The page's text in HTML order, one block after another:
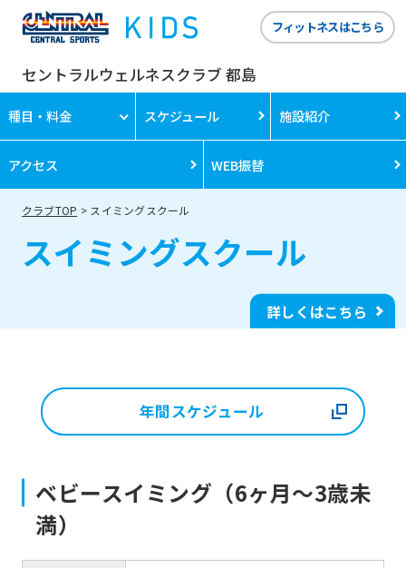
セントラルウェルネスクラブ 都島
フィットネスはこちら
種目・料金 スケジュール 施設紹介
アクセス WEB振替
クラブTOP スイミングスクール
スイミングスクール
詳しくはこちら
年間スケジュール
ベビースイミング（6ヶ月〜3歳未
満）